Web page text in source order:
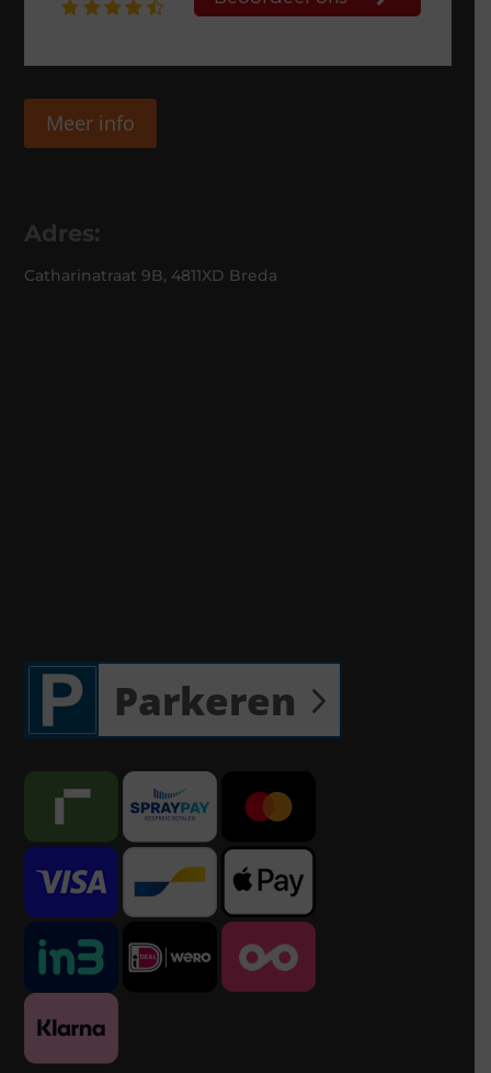
Meer info
Adres:
Catharinatraat 9B, 4811XD Breda
Parkeren